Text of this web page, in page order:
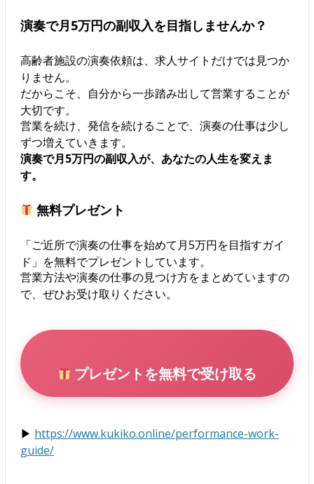
演奏で月5万円の副収入を目指しませんか？
高齢者施設の演奏依頼は、求人サイトだけでは見つか
りません。
だからこそ、自分から一歩踏み出して営業することが
大切です。
営業を続け、発信を続けることで、演奏の仕事は少し
ずつ増えていきます。
演奏で月5万円の副収入が、あなたの人生を変えま
す。
無料プレゼント
「ご近所で演奏の仕事を始めて月5万円を目指すガイ
ド」を無料でプレゼントしています。
営業方法や演奏の仕事の見つけ方をまとめていますの
で、ぜひお受け取りください。
プレゼントを無料で受け取る
▶ https://www.kukiko.online/performance-work-
guide/